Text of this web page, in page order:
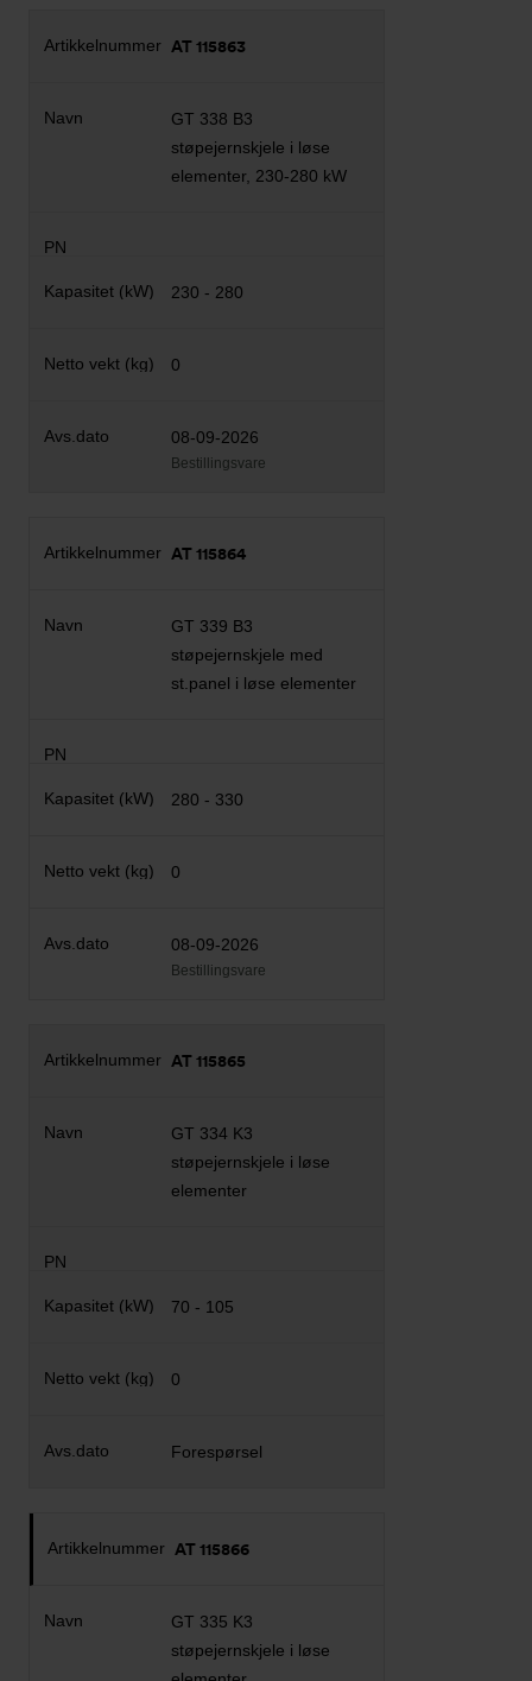
AT 115863
GT 338 B3
støpejernskjele i løse
elementer, 230-280 kW
230 - 280
0
08-09-2026
Bestillingsvare
AT 115864
GT 339 B3
støpejernskjele med
st.panel i løse elementer
280 - 330
0
08-09-2026
Bestillingsvare
AT 115865
GT 334 K3
støpejernskjele i løse
elementer
70 - 105
0
Forespørsel
AT 115866
GT 335 K3
støpejernskjele i løse